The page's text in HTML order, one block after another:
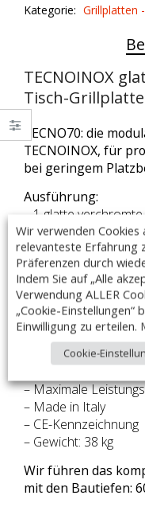
quantity
Kategorie: Grillplatten
TECNOINOX
Tisch-Grillplatte
TECNO70: die
TECNOINOX, für
bei geringem
Ausführung:
– 1 glatte
– mit Fett –
– Edelstahlkorpus
–
– geschützt vor
– Aufkantung an 3
– Abmessungen
– elektrischer
Phasen
– Maximale
– Made in Italy
– CE-Kennzeichnung
– Gewicht: 38 kg
Wir führen das
mit den Bautiefen:
Wir verwenden
relevanteste Erfahrung
Präferenzen durch
Indem Sie auf „Alle
Verwendung ALLER
„Cookie-Einstellungen“
Einwilligung zu erteilen.
Cookie-